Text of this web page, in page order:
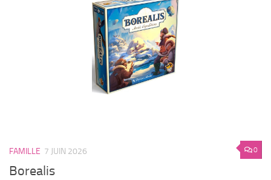
0
FAMILLE 7 JUIN 2026
Borealis